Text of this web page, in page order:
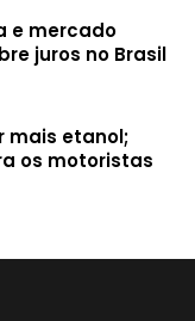
e mercado
juros no Brasil
mais etanol;
os motoristas